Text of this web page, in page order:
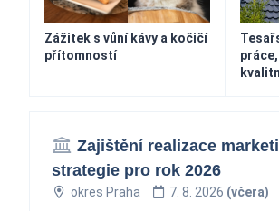
Zážitek s vůní kávy a kočičí
přítomností
Zajištění realizace
strategie pro rok 2026
okres Praha 7. 8. 2026 (včera)